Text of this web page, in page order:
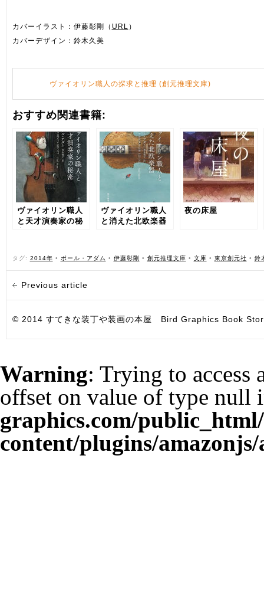
カバーイラスト：伊藤彰剛（ URL ）
カバーデザイン：鈴木久美
ヴァイオリン職人の探求と推理 (創元推理文庫)
おすすめ関連書籍:
ヴァイオリン職人
と天才演奏家の秘
ヴァイオリン職人
と消えた北欧楽器
夜の床屋
タグ: 2014年 • ポール・アダム • 伊藤彰剛 • 創元推理文庫 • 文庫 • 東京創元社 • 鈴
Previous article
© 2014 すてきな装丁や装画の本屋 Bird Graphics Book
Warning: Trying to access
offset on value of type null
graphics.com/
content/plugins/